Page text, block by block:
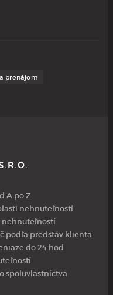
prenájom
A po Z
nehnuteľností
nehnuteľností
podľa predstáv klienta
do 24 hod
spoluvlastníctva